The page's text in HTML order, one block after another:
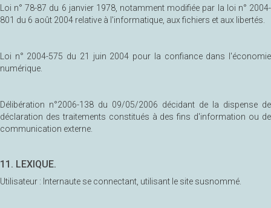
Loi n° 78-87 du 6 janvier 1978, notamment modifiée par la loi n° 2004-
801 du 6 août 2004 relative à l'informatique, aux fichiers et aux libertés.
Loi n° 2004-575 du 21 juin 2004 pour la confiance dans l'économie
numérique.
Délibération n°2006-138 du 09/05/2006 décidant de la dispense de
déclaration des traitements constitués à des fins d'information ou de
communication externe.
11. LEXIQUE.
Utilisateur : Internaute se connectant, utilisant le site susnommé.